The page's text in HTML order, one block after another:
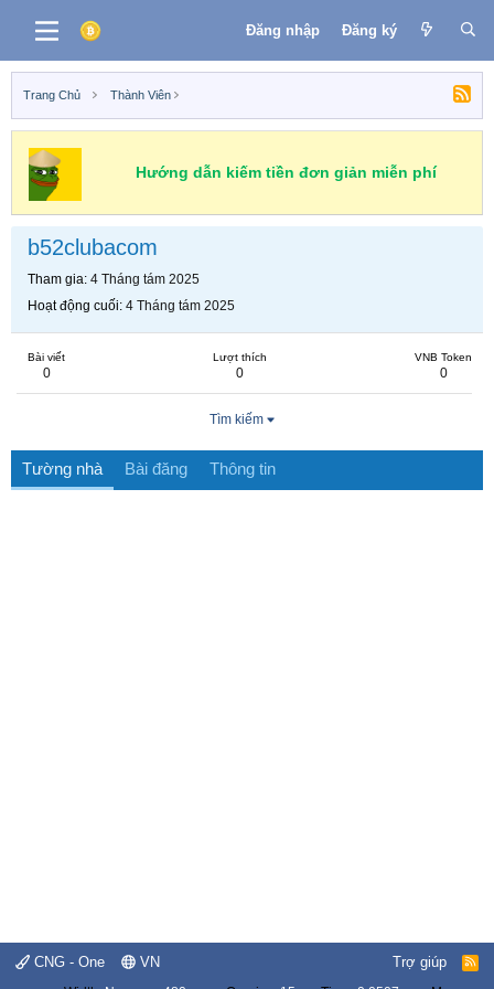
Đăng nhập Đăng ký
Trang Chủ Thành Viên
Hướng dẫn kiếm tiền đơn giản miễn phí
b52clubacom
Tham gia 4 Tháng tám 2025
Hoạt động cuối 4 Tháng tám 2025
Bài viết
0
Lượt thích
0
VNB Token
0
Tìm kiếm
Tường nhà Bài đăng Thông tin
CNG - One VN Trợ giúp
R